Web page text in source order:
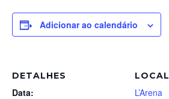
Adicionar ao calendário
DETALHES
Data:
LOCAL
L’Arena